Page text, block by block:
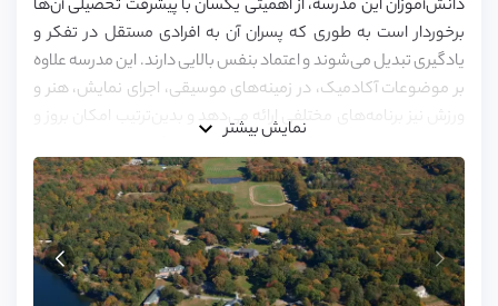
دانش‌آموزان این مدرسه، از اهمیتی یکسان با پیشرفت تحصیلی آن‌ها
برخوردار است به طوری که پسران آن به افرادی مستقل در تفکر و
یادگیری تبدیل می‌شوند و اعتماد بنفس بالایی دارند. این مدرسه علاوه
بر موضوعات آکادمیک، در زمینه‌های موسیقی، اجرای نمایش، هنر و
ورزش نیز برنامه‌های مختلفی ارائه می‌دهد و بدین‌ترتیب امکان بروز و
رشد استعدادهای دانش‌آموزان خود را فراهم می‌آورد.
نمایش بیشتر